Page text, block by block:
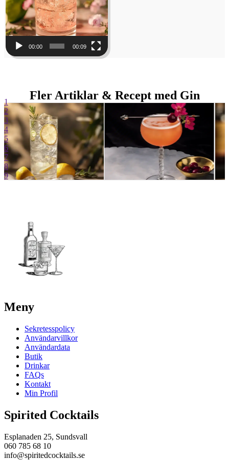
00:00 00:09
Fler Artiklar & Recept med Gin
1
2
3
4
5
6
7
8
9
Meny
Sekretesspolicy
Användarvillkor
Användardata
Butik
Drinkar
FAQs
Kontakt
Min Profil
Spirited Cocktails
Esplanaden 25, Sundsvall
060 785 68 10
info@spiritedcocktails.se